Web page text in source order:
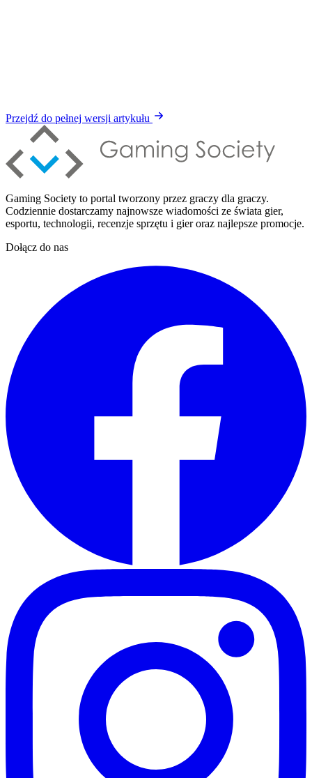
Przejdź do pełnej wersji artykułu
Gaming Society to portal tworzony przez graczy dla graczy.
Codziennie dostarczamy najnowsze wiadomości ze świata gier,
esportu, technologii, recenzje sprzętu i gier oraz najlepsze promocje.
Dołącz do nas